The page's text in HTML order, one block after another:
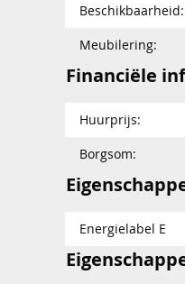
Beschikbaarheid:
Meubilering:
Financiële
Huurprijs:
Borgsom:
Energielabel E